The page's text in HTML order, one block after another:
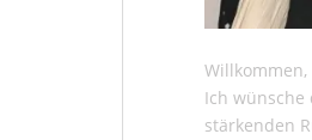
Ich
stärkenden